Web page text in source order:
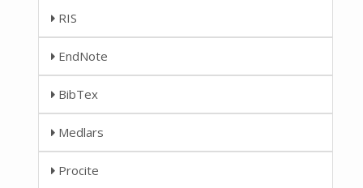
RIS
EndNote
BibTex
Medlars
Procite